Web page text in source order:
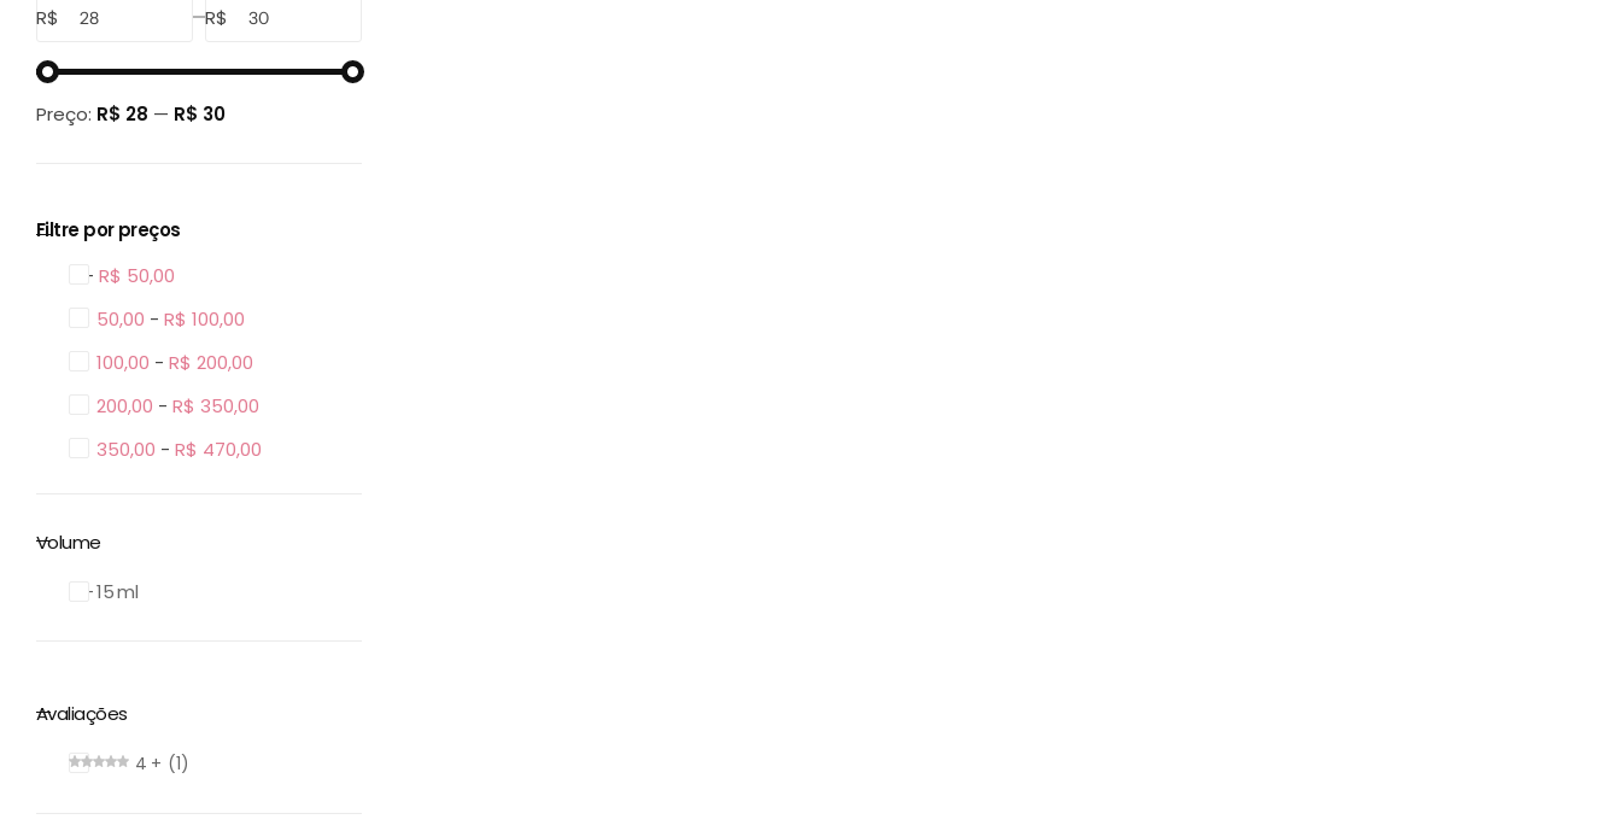
R$ R$
Preço: R$ 28 — R$ 30
Filtre por preços
0 - R$ 50,00
50,00 - R$ 100,00
100,00 - R$ 200,00
200,00 - R$ 350,00
350,00 - R$ 470,00
Volume
6 – 15 ml
Avaliações
4 + 1